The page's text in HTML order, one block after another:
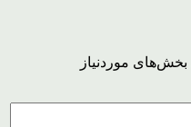
بخش‌های موردنیاز